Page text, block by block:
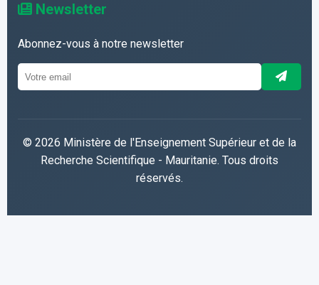
Newsletter
Abonnez-vous à notre newsletter
© 2026 Ministère de l'Enseignement Supérieur et de la
Recherche Scientifique - Mauritanie. Tous droits
réservés.